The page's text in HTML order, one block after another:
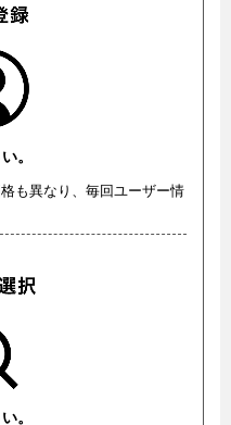
。
も異なり、毎回ユーザー情
。